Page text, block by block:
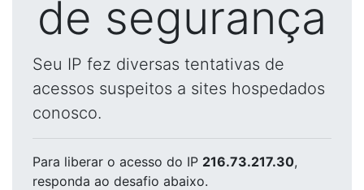
de segurança
Seu IP fez diversas tentativas de
acessos suspeitos a sites hospedados
conosco.
Para liberar o acesso do IP 216.73.217.30,
responda ao desafio abaixo.